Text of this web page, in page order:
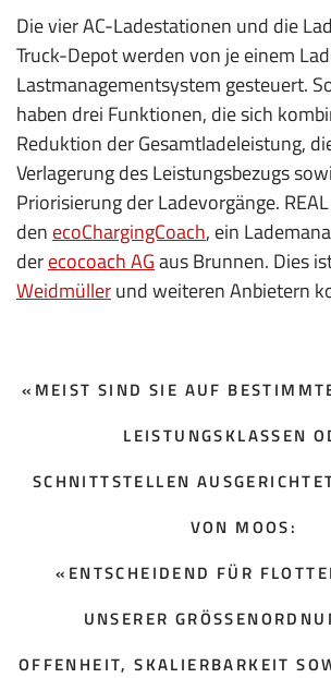
Die vier AC-Ladestationen und die
Truck-Depot werden von je einem
Lastmanagementsystem gesteuert.
haben drei Funktionen, die sich
Reduktion der Gesamtladeleistung,
Verlagerung des Leistungsbezugs
Priorisierung der Ladevorgänge.
den ecoChargingCoach, ein
derecocoach AGaus Brunnen. Dies
Weidmüllerund weiteren Anbietern
«MEIST SIND SIE AUF
LEISTUNGSKLASSEN
SCHNITTSTELLEN
VON MOOS:
«ENTSCHEIDEND FÜR
UNSERER
OFFENHEIT, SKALIERBARKEIT